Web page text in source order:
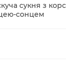
сукня з
сонцем